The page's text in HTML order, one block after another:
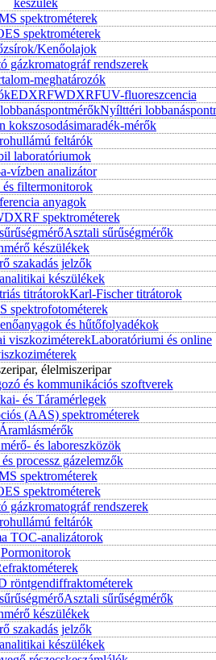
spektrométerek
spektrométerek
Kenőolajok
gázkromatográf rendszerek
meghatározók
EDXRFWDXRFUV-fluoreszcencia
Nyílttéri
kokszosodásimaradék-mérők
feltárók
laboratóriumok
vízben analizátor
és filtermonitorok
anyagok
spektrométerek
Asztali sűrűségmérők
készülékek
szakadás jelzők
készülékek
titrátorokKarl-Fischer titrátorok
spektrofotométerek
és hűtőfolyadékok
viszkoziméterekLaboratóriumi és online
élelmiszeripar
és kommunikációs szoftverek
és Táramérlegek
(AAS) spektrométerek
Áramlásmérők
és laboreszközök
processz gázelemzők
spektrométerek
spektrométerek
gázkromatográf rendszerek
feltárók
TOC-analizátorok
Pormonitorok
röntgendiffraktométerek
Asztali sűrűségmérők
készülékek
szakadás jelzők
készülékek